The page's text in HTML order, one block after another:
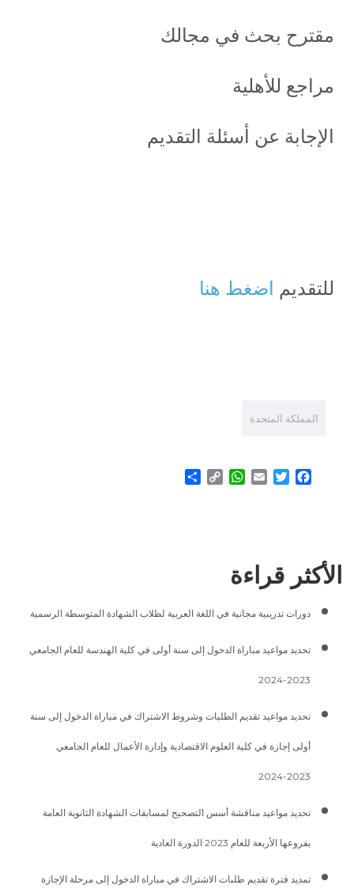
مقترح بحث في مجالك
مراجع للأهلية
الإجابة عن أسئلة التقديم
للتقديم اضغط هنا
المملكة المتحدة
Facebook
Twitter
Email
WhatsApp
Copy
الأكثر قراءة
دورات تدريبية مجانية في اللغة العربية لطلاب الشهادة المتوسطة الرسمية
تحديد مواعيد مباراة الدخول إلى سنة أولى في كلية الهندسة للعام الجامعي
2023-2024
تحديد مواعيد تقديم الطلبات وشروط الاشتراك في مباراة الدخول إلى سنة
أولى إجازة في كلية العلوم الاقتصادية وإدارة الأعمال للعام الجامعي
2023-2024
تحديد مواعيد مناقشة أسس التصحيح لمسابقات الشهادة الثانوية العامة
بفروعها الأربعة للعام 2023 الدورة العادية
تمديد فترة تقديم طلبات الاشتراك في مباراة الدخول إلى مرحلة الإجازة